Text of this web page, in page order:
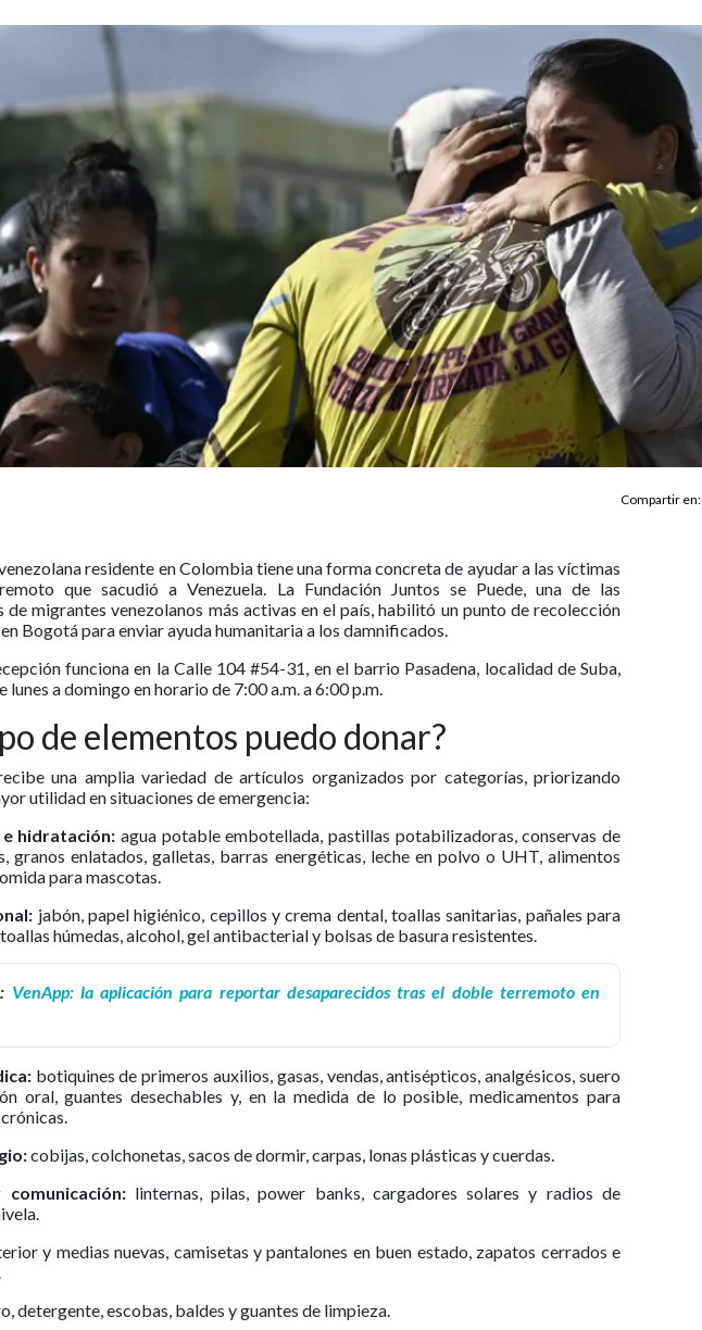
Compartir en:
residente en Colombia tiene una forma concreta de ayudar a las víctimas
que sacudió a Venezuela. La Fundación Juntos se Puede, una de las
de migrantes venezolanos más activas en el país, habilitó un punto de recolección
Bogotá para enviar ayuda humanitaria a los damnificados.
funciona en la Calle 104 #54-31, en el barrio Pasadena, localidad de Suba,
lunes a domingo en horario de 7:00 a.m. a 6:00 p.m.
de elementos puedo donar?
una amplia variedad de artículos organizados por categorías, priorizando
utilidad en situaciones de emergencia:
hidratación: agua potable embotellada, pastillas potabilizadoras, conservas de
granos enlatados, galletas, barras energéticas, leche en polvo o UHT, alimentos
para mascotas.
jabón, papel higiénico, cepillos y crema dental, toallas sanitarias, pañales para
húmedas, alcohol, gel antibacterial y bolsas de basura resistentes.
VenApp: la aplicación para reportar desaparecidos tras el doble terremoto en
botiquines de primeros auxilios, gasas, vendas, antisépticos, analgésicos, suero
oral, guantes desechables y, en la medida de lo posible, medicamentos para
cobijas, colchonetas, sacos de dormir, carpas, lonas plásticas y cuerdas.
comunicación:linternas, pilas, power banks, cargadores solares y radios de
y medias nuevas, camisetas y pantalones en buen estado, zapatos cerrados e
detergente, escobas, baldes y guantes de limpieza.